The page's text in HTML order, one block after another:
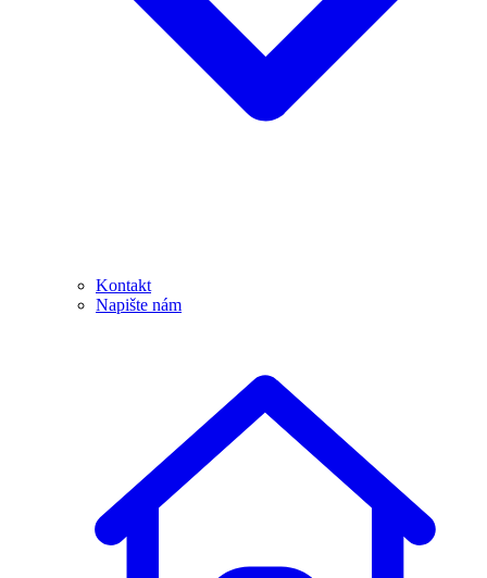
Kontakt
Napište nám